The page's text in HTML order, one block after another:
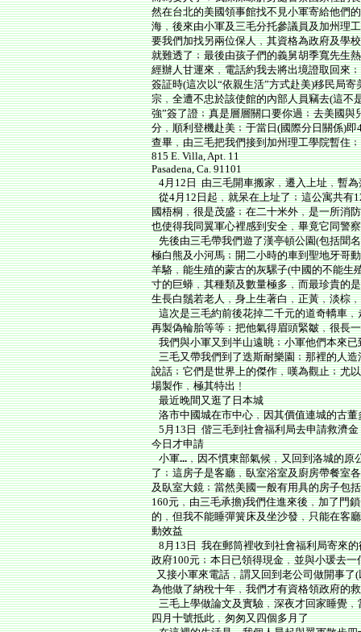
然在台北的美國領事館找不見小軍寄給他們
海﹐後來由小軍及三毛分托參議員及加州理
要我們加找另兩位保人﹐其資格為政府及學
就難透了﹔最後由孩子們的義舅胡季寬先生
經辦人甘運來﹐電話約我去將出境證取回來
簽証時(這次以“依親生活”方式赴美)移民局
宗﹐全遭不忠於該使館的內部人員竊去(這不
強”簽了證﹔真是層層關口要你過﹔去美國
分﹐順利登機赴美﹔于當日(國際分日關係)
查畢﹐由三毛把我們接到加州理工學院暫住
815 E. Villa, Apt. 11
Pasadena, Ca. 91101
4月12日 由三毛開車搬家﹐遷入上址﹐暫為
從4月12日起﹐就呆在上址了﹔這公寓共有
國梧桐﹐很是茂盛﹔在二十米外﹐是一所消
也使得我同翼軍心裡感到安全﹐畢竟它同警
先後由三毛帶我們遊了漢亭頓公園(包括聞
極白熊及小河馬﹔開二小時的車到聖地牙哥
羊駱﹐能生殖的蒙古的灰騾子(中國的不能生
寸的巨蟒﹐其種類及數量極多﹐而最珍貴的
生長白鬚若老人﹐身上生著白﹐正黃﹐淡棕
這次是三毛約前後花掉二千元的道奇轎車﹐
再製偽輪胎等等﹔把他氣得眉頭緊皺﹐很長
我們與小軍又到半山遠眺﹔小軍他們本來已
三毛又帶我們到了迭斯耐樂園﹔那裡的人造
說話﹔它們是世界上的傑作﹐嘆為觀止﹔尤
場製作﹐極其特出﹗
最近晚間又逛了日本城
洛市中國城在市中心﹐因其價值連城的古董
5月13日 偕三毛到社會福利局去申請救濟金
今日才申請
小軍...﹐因不慣東部氣候﹐又回到洛城的原
了﹔這房子是客廳﹐臥室浴室及廚房帶餐室
及臥室大鏡﹔當然美國一般有用具的房子包
160元﹐由三毛承擔)我們住進來後﹐加了門
的﹐但我不能睡彈簧床及坐沙發﹐只能在客
動效益
8月13日 我在郵筒裡收到社會福利局寄來的
政府100元﹔本日已領得現金﹐並與小瑗去
又接小軍來電話﹐謂又回到老公司做開事了
為他做了納稅十年﹐我們才有資格領政府的
三毛上學做論文及實驗﹐深夜才回家睡覺﹐
四月十號抵此﹐匆匆又四個多月了